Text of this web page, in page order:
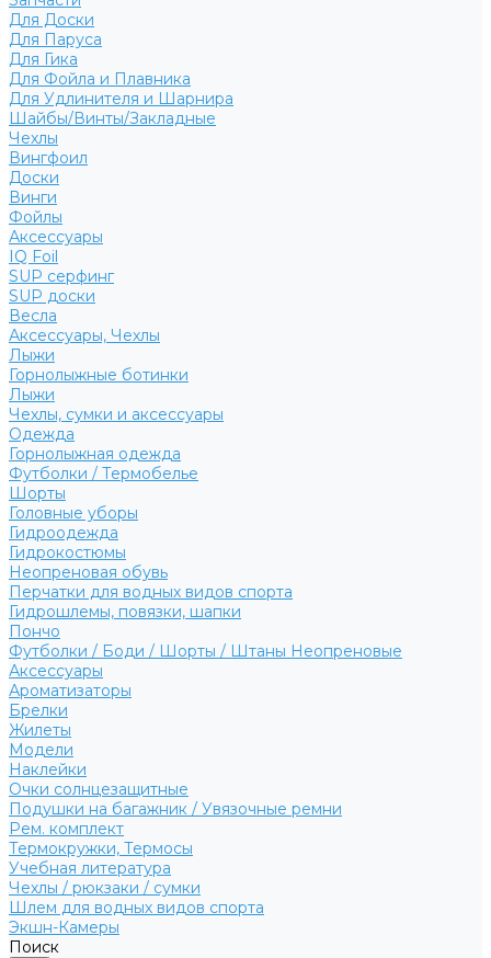
Для Доски
Для Паруса
Для Гика
Для Фойла и Плавника
Для Удлинителя и Шарнира
Шайбы/Винты/Закладные
Чехлы
Вингфоил
Доски
Винги
Фойлы
Аксессуары
IQ Foil
SUP серфинг
SUP доски
Весла
Аксессуары, Чехлы
Лыжи
Горнолыжные ботинки
Лыжи
Чехлы, сумки и аксессуары
Одежда
Горнолыжная одежда
Футболки / Термобелье
Шорты
Головные уборы
Гидроодежда
Гидрокостюмы
Неопреновая обувь
Перчатки для водных видов спорта
Гидрошлемы, повязки, шапки
Пончо
Футболки / Боди / Шорты / Штаны Неопреновые
Аксессуары
Ароматизаторы
Брелки
Жилеты
Модели
Наклейки
Очки солнцезащитные
Подушки на багажник / Увязочные ремни
Рем. комплект
Термокружки, Термосы
Учебная литература
Чехлы / рюкзаки / сумки
Шлем для водных видов спорта
Экшн-Камеры
Поиск